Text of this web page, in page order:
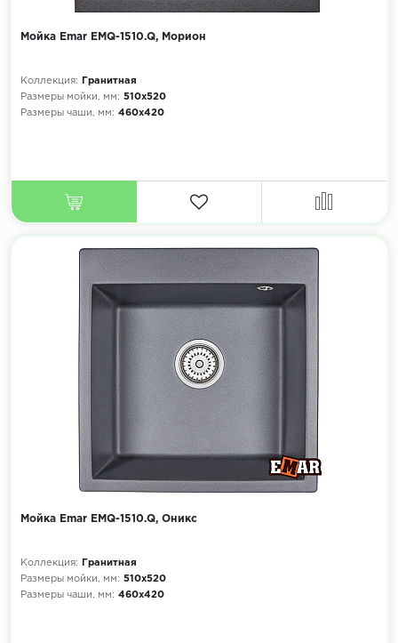
Мойка Emar EMQ-1510.Q, Морион
Коллекция:
Гранитная
Размеры мойки, мм: 510х520
Размеры чаши, мм: 460х420
Мойка Emar EMQ-1510.Q, Оникс
Коллекция:
Гранитная
Размеры мойки, мм: 510х520
Размеры чаши, мм: 460х420